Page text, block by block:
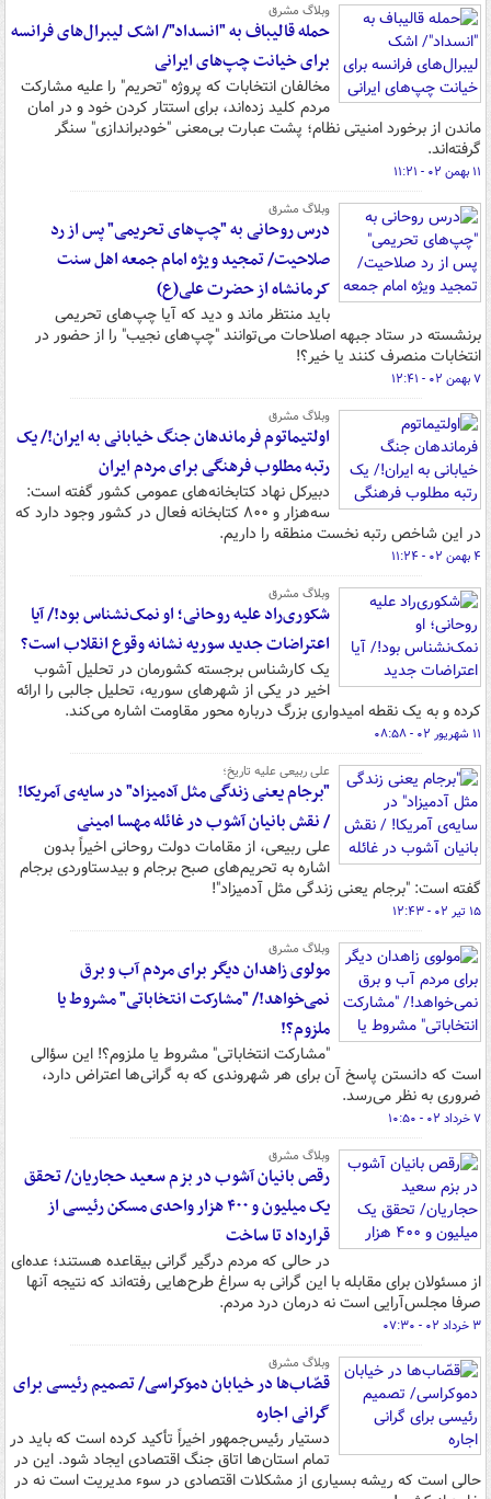
وبلاگ مشرق
حمله قالیباف به "انسداد"/ اشک لیبرال‌های فرانسه
برای خیانت چپ‌های ایرانی
مخالفان انتخابات که پروژه "تحریم" را علیه مشارکت
مردم کلید زده‌اند، برای استتار کردن خود و در امان
ماندن از برخورد امنیتی نظام؛ پشت عبارت بی‌معنی "خودبراندازی" سنگر
گرفته‌اند.
۱۱ بهمن ۰۲ - ۱۱:۲۱
وبلاگ مشرق
درس روحانی به "چپ‌های تحریمی" پس از رد
صلاحیت/ تمجید ویژه امام جمعه اهل سنت
کرمانشاه از حضرت علی(ع)
باید منتظر ماند و دید که آیا چپ‌های تحریمی
برنشسته در ستاد جبهه اصلاحات می‌توانند "چپ‌های نجیب" را از حضور در
انتخابات منصرف کنند یا خیر؟!
۷ بهمن ۰۲ - ۱۲:۴۱
وبلاگ مشرق
اولتیماتوم فرماندهان جنگ خیابانی به ایران!/ یک
رتبه مطلوب فرهنگی برای مردم ایران
دبیرکل نهاد کتابخانه‌های عمومی کشور گفته است:
سه‌هزار و ۸۰۰ کتابخانه فعال در کشور وجود دارد که
در این شاخص رتبه نخست منطقه را داریم.
۴ بهمن ۰۲ - ۱۱:۲۴
وبلاگ مشرق
شکوری‌راد علیه روحانی؛ او نمک‌نشناس بود!/ آیا
اعتراضات جدید سوریه نشانه وقوع انقلاب است؟
یک کارشناس برجسته کشورمان در تحلیل آشوب
اخیر در یکی از شهرهای سوریه، تحلیل جالبی را ارائه
کرده و به یک نقطه امیدواری بزرگ درباره محور مقاومت اشاره می‌کند.
۱۱ شهریور ۰۲ - ۰۸:۵۸
علی ربیعی علیه تاریخ؛
"برجام یعنی زندگی مثل آدمیزاد" در سایه‌ی آمریکا!
/ نقش بانیان آشوب در غائله مهسا امینی
علی ربیعی، از مقامات دولت روحانی اخیراً بدون
اشاره به تحریم‌های صبح برجام و بیدستاوردی برجام
گفته است: "برجام یعنی زندگی مثل آدمیزاد"!
۱۵ تیر ۰۲ - ۱۲:۴۳
وبلاگ مشرق
مولوی زاهدان دیگر برای مردم آب و برق
نمی‌خواهد!/ "مشارکت انتخاباتی" مشروط یا
ملزوم؟!
"مشارکت انتخاباتی" مشروط یا ملزوم؟! این سؤالی
است که دانستن پاسخ آن برای هر شهروندی که به گرانی‌ها اعتراض دارد،
ضروری به نظر می‌رسد.
۷ خرداد ۰۲ - ۱۰:۵۰
وبلاگ مشرق
رقص بانیان آشوب در بزم سعید حجاریان/ تحقق
یک میلیون و ۴۰۰ هزار واحدی مسکن رئیسی از
قرارداد تا ساخت
در حالی که مردم درگیر گرانی بیقاعده هستند؛ عده‌ای
از مسئولان برای مقابله با این گرانی به سراغ طرح‌هایی رفته‌اند که نتیجه آنها
صرفا مجلس‌آرایی است نه درمان درد مردم.
۳ خرداد ۰۲ - ۰۷:۳۰
وبلاگ مشرق
قصّاب‌ها در خیابان دموکراسی/ تصمیم رئیسی برای
گرانی اجاره
دستیار رئیس‌جمهور اخیراً تأکید کرده است که باید در
تمام استان‌ها اتاق جنگ اقتصادی ایجاد شود. این در
حالی است که ریشه بسیاری از مشکلات اقتصادی در سوء مدیریت است نه در